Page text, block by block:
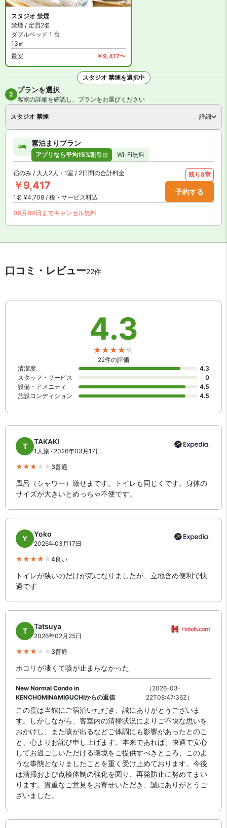
スタジオ 禁煙
禁煙 / 定員2名
ダブルベッド 1 台
13㎡
最安
￥9,417〜
スタジオ 禁煙を選択中
2 プランを選択
客室の詳細を確認し、プランをお選びください
スタジオ 禁煙 詳細
素泊まりプラン
アプリなら平均15%割引 Wi-Fi無料
宿のみ / 大人2人・1室 / 2日間の合計料金
￥9,417
1名 ¥4,708 / 税・サービス料込
残り8室
予約する
09月04日までキャンセル無料
口コミ・レビュー22件
4.3
22件の評価
清潔度
4.3
スタッフ・サービス
0
設備・アメニティ
4.5
施設コンディション
4.5
T
TAKAKI
1人旅 · 2026年03月17日
3普通
風呂（シャワー）激せまです。トイレも同じくです。身体の
サイズが大きいとめっちゃ不便です。
Y
Yoko
2026年03月17日
4良い
トイレが狭いのだけが気になりましたが、立地含め便利で快
適です
T
Tatsuya
2026年02月25日
3普通
ホコリが凄くて咳が止まらなかった
New Normal Condo in
KENCHOMINAMIGUCHIからの返信
（2026-03-
22T08:47:36Z）
この度は当館にご宿泊いただき、誠にありがとうございま
す。しかしながら、客室内の清掃状況によりご不快な思いを
おかけし、また咳が出るなどご体調にも影響があったとのこ
と、心よりお詫び申し上げます。本来であれば、快適で安心
してお過ごしいただける環境をご提供すべきところ、このよ
うな事態となりましたことを重く受け止めております。今後
は清掃および点検体制の強化を図り、再発防止に努めてまい
ります。貴重なご意見をお寄せいただき、誠にありがとうご
ざいました。